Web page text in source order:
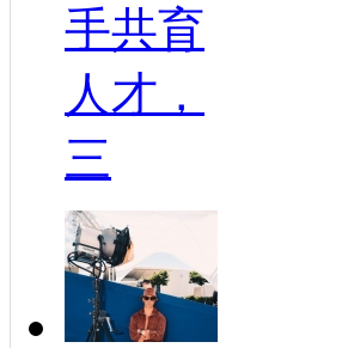
手共育
人才，
三